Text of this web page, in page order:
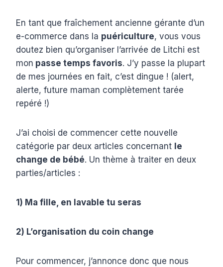
En tant que fraîchement ancienne gérante d’un
e-commerce dans la puériculture, vous vous
doutez bien qu’organiser l’arrivée de Litchi est
mon passe temps favoris. J’y passe la plupart
de mes journées en fait, c’est dingue ! (alert,
alerte, future maman complètement tarée
repéré !)
J’ai choisi de commencer cette nouvelle
catégorie par deux articles concernant le
change de bébé. Un thème à traiter en deux
parties/articles :
1) Ma fille, en lavable tu seras
2) L’organisation du coin change
Pour commencer, j’annonce donc que nous